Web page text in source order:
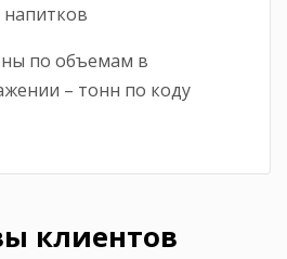
напитков
по объемам в
– тонн по коду
клиентов